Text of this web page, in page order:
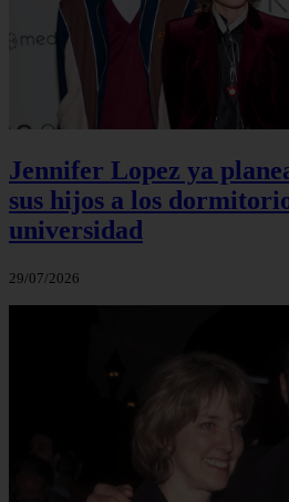
Jennifer Lopez ya
sus hijos a los
universidad
29/07/2026